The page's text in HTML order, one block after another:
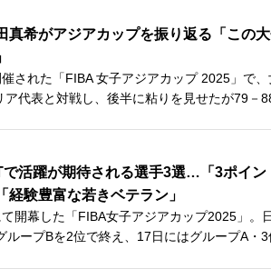
真希がアジアカップを振り返る「この
された「FIBA 女子アジアカップ 2025」で、
代表と対戦し、後半に粘りを見せたが79－
活躍が期待される選手3選…「3ポイン
経験豊富な若きベテラン」
開幕した「FIBA女子アジアカップ2025」。
ループBを2位で終え、17日にはグループA・3